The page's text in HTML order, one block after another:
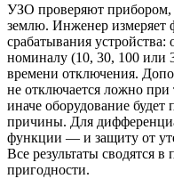
УЗО проверяют прибором,
землю. Инженер измеряет
срабатывания
номиналу (10, 30, 100
времени отключения.
не отключается ложно
иначе оборудование будет
причины. Для
функции — и защиту от
Все результаты сводятся
пригодности.